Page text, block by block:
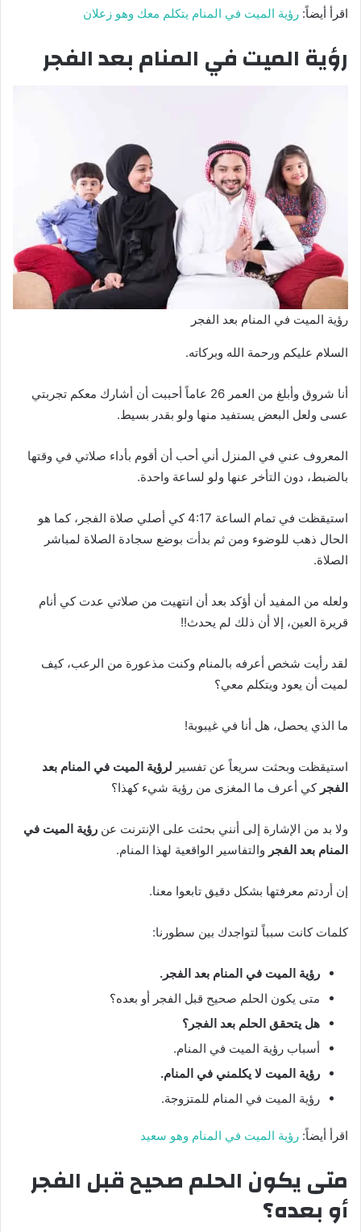
اقرأ أيضاً: رؤية الميت في المنام يتكلم معك وهو زعلان
رؤية الميت في المنام بعد الفجر
رؤية الميت في المنام بعد الفجر
السلام عليكم ورحمة الله وبركاته.
أنا شروق وأبلغ من العمر 26 عاماً أحببت أن أشارك معكم تجربتي
عسى ولعل البعض يستفيد منها ولو بقدر بسيط.
المعروف عني في المنزل أني أحب أن أقوم بأداء صلاتي في وقتها
بالضبط، دون التأخر عنها ولو لساعة واحدة.
استيقظت في تمام الساعة 4:17 كي أصلي صلاة الفجر، كما هو
الحال ذهب للوضوء ومن ثم بدأت بوضع سجادة الصلاة لمباشر
الصلاة.
ولعله من المفيد أن أؤكد بعد أن انتهيت من صلاتي عدت كي أنام
قريرة العين، إلا أن ذلك لم يحدث!!
لقد رأيت شخص أعرفه بالمنام وكنت مذعورة من الرعب، كيف
لميت أن يعود ويتكلم معي؟
ما الذي يحصل، هل أنا في غيبوبة!
استيقظت وبحثت سريعاً عن تفسير لرؤية الميت في المنام بعد
الفجر كي أعرف ما المغزى من رؤية شيء كهذا؟
ولا بد من الإشارة إلى أنني بحثت على الإنترنت عن رؤية الميت في
المنام بعد الفجر والتفاسير الواقعية لهذا المنام.
إن أردتم معرفتها بشكل دقيق تابعوا معنا.
كلمات كانت سبباً لتواجدك بين سطورنا:
رؤية الميت في المنام بعد الفجر.
متى يكون الحلم صحيح قبل الفجر أو بعده؟
هل يتحقق الحلم بعد الفجر؟
أسباب رؤية الميت في المنام.
رؤية الميت لا يكلمني في المنام.
رؤية الميت في المنام للمتزوجة.
اقرأ أيضاً: رؤية الميت في المنام وهو سعيد
متى يكون الحلم صحيح قبل الفجر
أو بعده؟